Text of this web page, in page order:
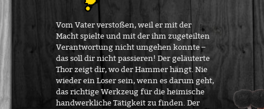
Vom Vater verstoßen, weil er mit der
Macht spielte und mit der ihm zugeteilten
Verantwortung nicht umgehen konnte –
das soll dir nicht passieren! Der geläuterte
Thor zeigt dir, wo der Hammer hängt. Nie
wieder ein Loser sein, wenn es darum geht,
das richtige Werkzeug für die heimische
handwerkliche Tätigkeit zu finden. Der